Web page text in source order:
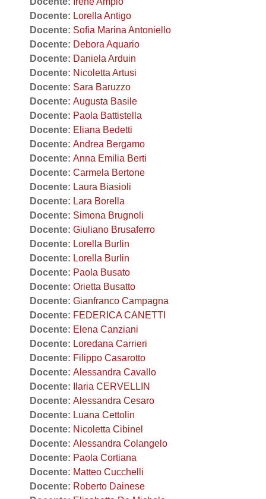
Docente: Lorella Antigo
Docente: Sofia Marina Antoniello
Docente: Debora Aquario
Docente: Daniela Arduin
Docente: Nicoletta Artusi
Docente: Sara Baruzzo
Docente: Augusta Basile
Docente: Paola Battistella
Docente: Eliana Bedetti
Docente: Andrea Bergamo
Docente: Anna Emilia Berti
Docente: Carmela Bertone
Docente: Laura Biasioli
Docente: Lara Borella
Docente: Simona Brugnoli
Docente: Giuliano Brusaferro
Docente: Lorella Burlin
Docente: Lorella Burlin
Docente: Paola Busato
Docente: Orietta Busatto
Docente: Gianfranco Campagna
Docente: FEDERICA CANETTI
Docente: Elena Canziani
Docente: Loredana Carrieri
Docente: Filippo Casarotto
Docente: Alessandra Cavallo
Docente:
Ilaria CERVELLIN
Docente: Alessandra Cesaro
Docente: Luana Cettolin
Docente: Nicoletta Cibinel
Docente: Alessandra Colangelo
Docente: Paola Cortiana
Docente: Matteo Cucchelli
Docente: Roberto Dainese